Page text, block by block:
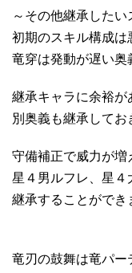
～その他継承したい
初期のスキル構成は
竜穿は発動が遅い奥
継承キャラに余裕が
別奥義も継承してお
守備補正で威力が増
星４男ルフレ、星４
継承することができ
竜刃の鼓舞は竜パー